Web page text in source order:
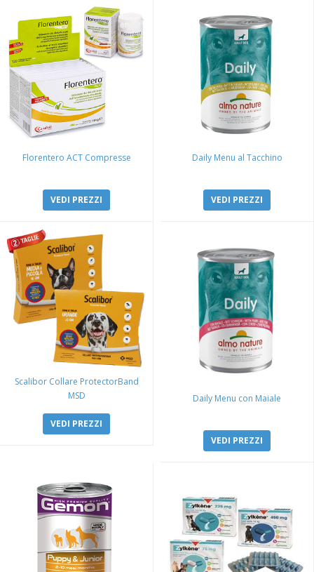
Florentero ACT Compresse
VEDI PREZZI
Daily Menu al Tacchino
VEDI PREZZI
Scalibor Collare ProtectorBand
MSD
VEDI PREZZI
Daily Menu con Maiale
VEDI PREZZI